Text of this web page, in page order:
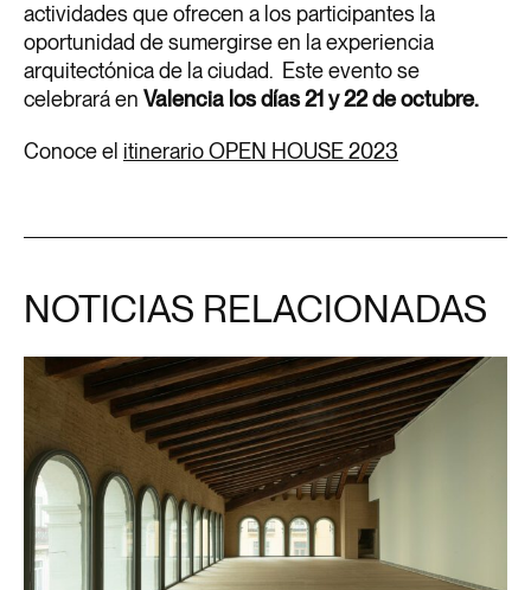
actividades que ofrecen a los participantes la
oportunidad de sumergirse en la experiencia
arquitectónica de la ciudad. Este evento se
celebrará en Valencia los días 21 y 22 de octubre.
Conoce el itinerario OPEN HOUSE 2023
NOTICIAS RELACIONADAS